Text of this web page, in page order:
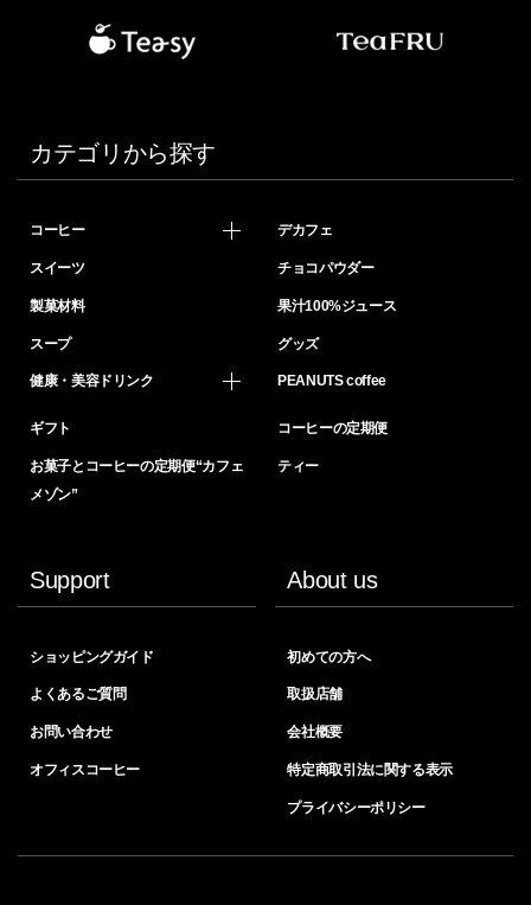
カテゴリから探す
コーヒー デカフェ
スイーツ チョコパウダー
製菓材料 果汁100%ジュース
スープ グッズ
健康・美容ドリンク PEANUTS coffee
ギフト コーヒーの定期便
お菓子とコーヒーの定期便“カフェ
メゾン”
ティー
Support
ショッピングガイド
よくあるご質問
お問い合わせ
オフィスコーヒー
About us
初めての方へ
取扱店舗
会社概要
特定商取引法に関する表示
プライバシーポリシー